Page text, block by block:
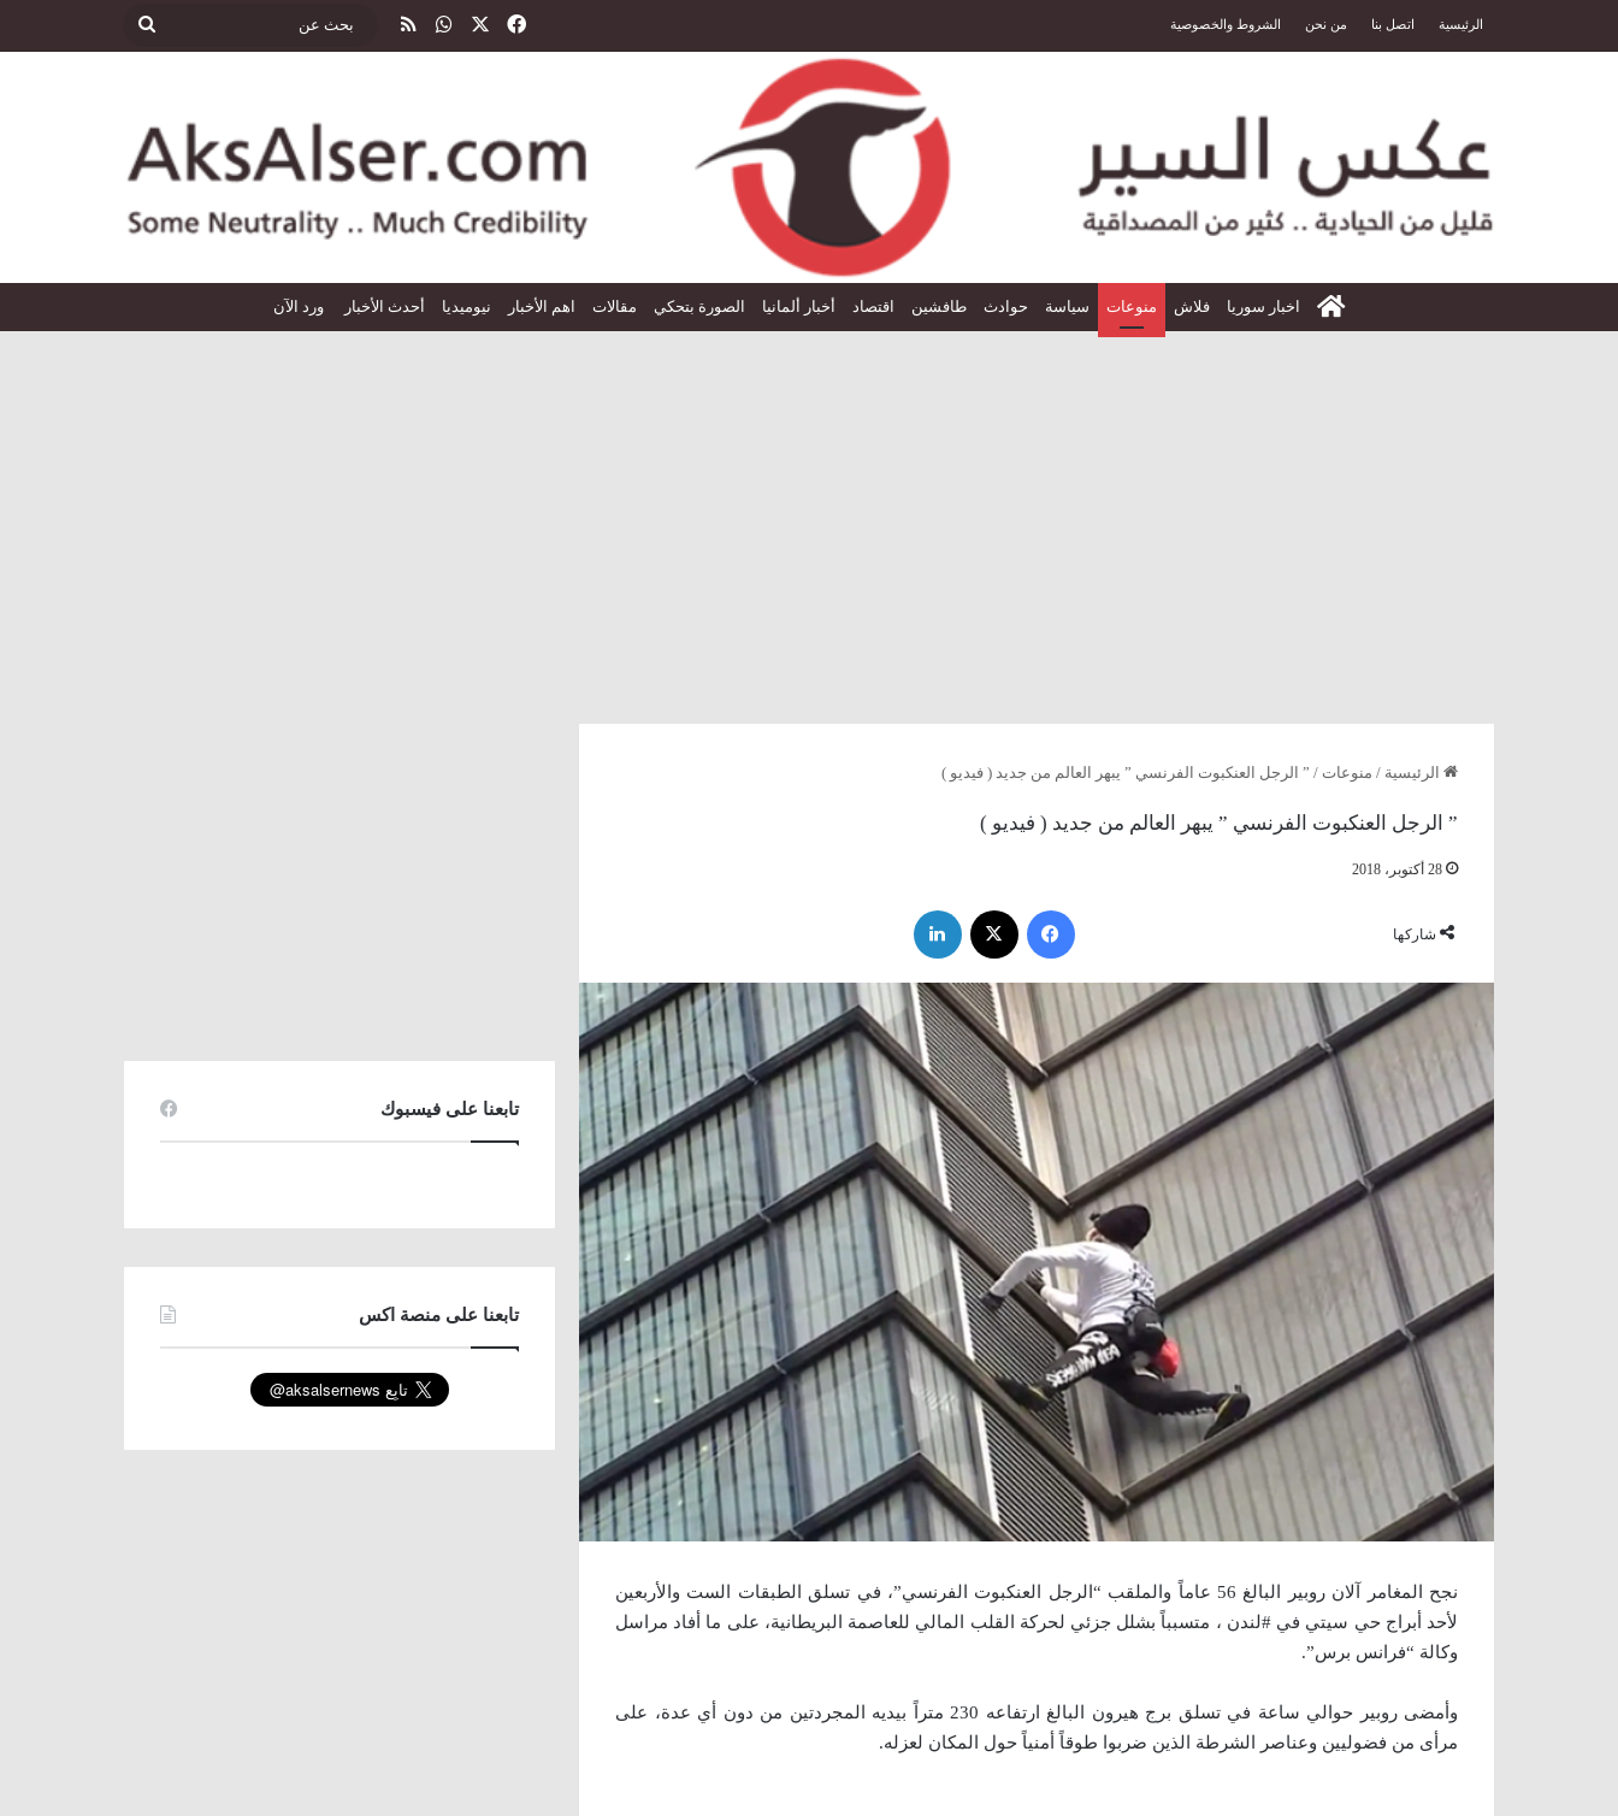
الرئيسية اتصل بنا من نحن الشروط والخصوصية فيسبوك واتسابملخص الموقع RSS بحث
الرئيسية
اخبار سوريا فلاش منوعات سياسة حوادث طافشين اقتصاد أخبار ألمانيا الصورة بتحكي مقالات اهم الأخبار نيوميديا أحدث الأخبار ورد الآن
الرئيسية / منوعات / ” الرجل العنكبوت الفرنسي ” يبهر العالم من جديد ( فيديو )
” الرجل العنكبوت الفرنسي ” يبهر العالم من جديد ( فيديو )
28 أكتوبر، 2018
شاركها
فيسبوك
نجح المغامر آلان روبير البالغ 56 عاماً والملقب “الرجل العنكبوت الفرنسي”، في تسلق الطبقات الست والأربعين
لأحد أبراج حي سيتي في #لندن ، متسبباً بشلل جزئي لحركة القلب المالي للعاصمة البريطانية، على ما أفاد مراسل
وكالة “فرانس برس”.
وأمضى روبير حوالي ساعة في تسلق برج هيرون البالغ ارتفاعه 230 متراً بيديه المجردتين من دون أي عدة، على
مرأى من فضوليين وعناصر الشرطة الذين ضربوا طوقاً أمنياً حول المكان لعزله.
تابعنا على فيسبوك
تابعنا على منصة اكس